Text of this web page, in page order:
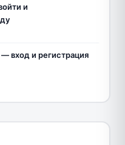
и
вход и регистрация